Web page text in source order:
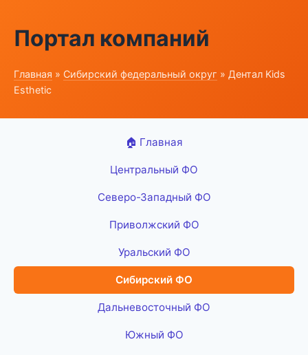
Портал компаний
Главная » Сибирский федеральный округ » Дентал Kids
Esthetic
🏠 Главная
Центральный ФО
Северо-Западный ФО
Приволжский ФО
Уральский ФО
Сибирский ФО
Дальневосточный ФО
Южный ФО